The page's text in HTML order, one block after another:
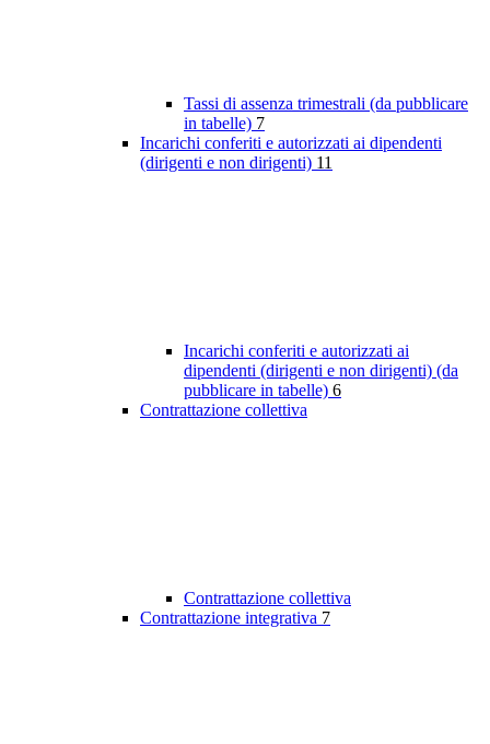
Tassi di assenza trimestrali (da pubblicare
in tabelle) 7
Incarichi conferiti e autorizzati ai dipendenti
(dirigenti e non dirigenti) 11
Incarichi conferiti e autorizzati ai
dipendenti (dirigenti e non dirigenti) (da
pubblicare in tabelle) 6
Contrattazione collettiva
Contrattazione collettiva
Contrattazione integrativa 7